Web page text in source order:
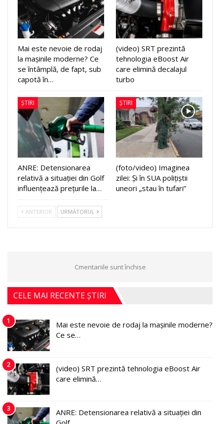
Mai este nevoie de rodaj
la mașinile moderne? Ce
se întâmplă, de fapt, sub
capotă în…
(video) SRT prezintă
tehnologia eBoost Air
care elimină decalajul
turbo
ȘTIRI
ANRE: Detensionarea
relativă a situației din Golf
influențează prețurile la…
ȘTIRI
(foto/video) Imaginea
zilei: Și în SUA polițiștii
uneori „stau în tufari”
ANTERIOR URMĂTORUL
Cmentariile sunt închise
CELE MAI RECENTE ȘTIRI
1
Mai este nevoie de rodaj la mașinile moderne?
Ce se…
2
(video) SRT prezintă tehnologia eBoost Air
care elimină…
3
ANRE: Detensionarea relativă a situației din